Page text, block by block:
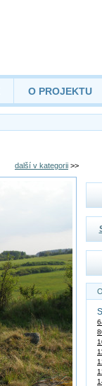
O PROJEKTU
další v kategorii >>